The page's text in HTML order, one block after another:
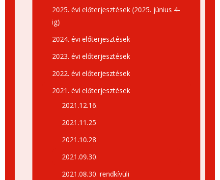
2025. évi előterjesztések (2025. június 4-
ig)
2024. évi előterjesztések
2023. évi előterjesztések
2022. évi előterjesztések
2021. évi előterjesztések
2021.12.16.
2021.11.25
2021.10.28
2021.09.30.
2021.08.30. rendkívüli